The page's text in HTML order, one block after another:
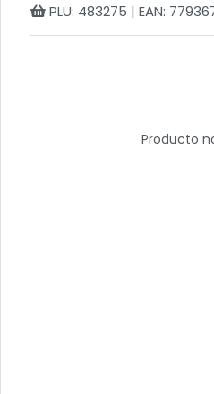
PLU: 483275 | EAN:
Producto